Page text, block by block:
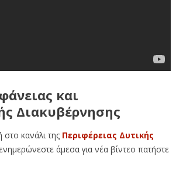
και
Διακυβέρνησης
στο κανάλι της Περιφέρειας Δυτικής
άμεσα για νέα βίντεο πατήστε